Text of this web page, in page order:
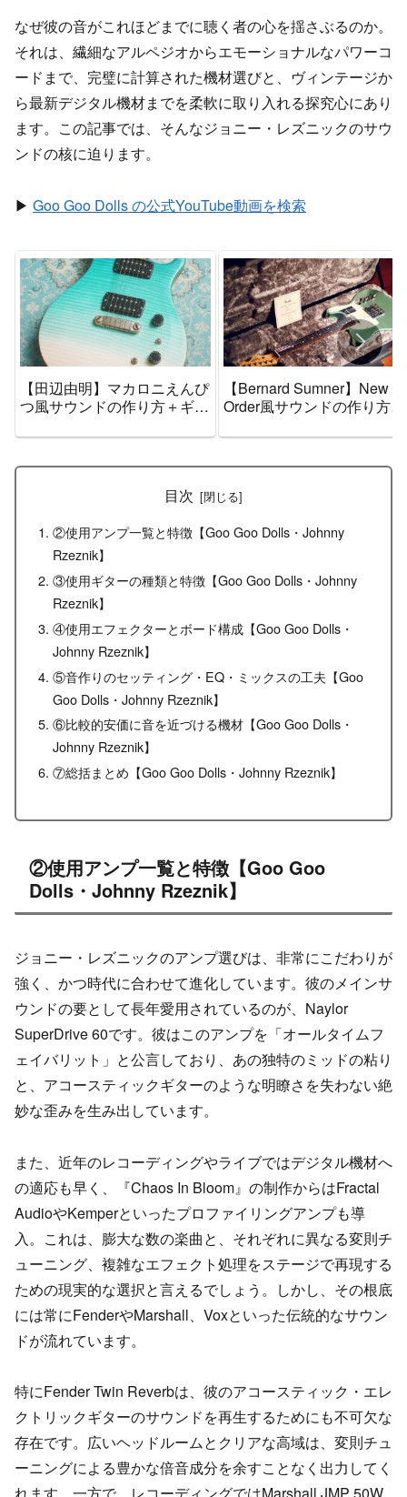
なぜ彼の音がこれほどまでに聴く者の心を揺さぶるのか。
それは、繊細なアルペジオからエモーショナルなパワーコ
ードまで、完璧に計算された機材選びと、ヴィンテージか
ら最新デジタル機材までを柔軟に取り入れる探究心にあり
ます。この記事では、そんなジョニー・レズニックのサウ
ンドの核に迫ります。
▶ Goo Goo Dolls の公式YouTube動画を検索
【田辺由明】マカロニえんぴ
つ風サウンドの作り方＋ギタ
まとめ【エフェクター・アン
プ】
【Bernard Sumner】New
Order風サウンドの作り方＋
グのまとめ【エフェクター
アンプ】
目次
②使用アンプ一覧と特徴【Goo Goo Dolls・Johnny
Rzeznik】
③使用ギターの種類と特徴【Goo Goo Dolls・Johnny
Rzeznik】
④使用エフェクターとボード構成【Goo Goo Dolls・
Johnny Rzeznik】
⑤音作りのセッティング・EQ・ミックスの工夫【Goo
Goo Dolls・Johnny Rzeznik】
⑥比較的安価に音を近づける機材【Goo Goo Dolls・
Johnny Rzeznik】
⑦総括まとめ【Goo Goo Dolls・Johnny Rzeznik】
②使用アンプ一覧と特徴【Goo Goo
Dolls・Johnny Rzeznik】
ジョニー・レズニックのアンプ選びは、非常にこだわりが
強く、かつ時代に合わせて進化しています。彼のメインサ
ウンドの要として長年愛用されているのが、Naylor
SuperDrive 60です。彼はこのアンプを「オールタイムフ
ェイバリット」と公言しており、あの独特のミッドの粘り
と、アコースティックギターのような明瞭さを失わない絶
妙な歪みを生み出しています。
また、近年のレコーディングやライブではデジタル機材へ
の適応も早く、『Chaos In Bloom』の制作からはFractal
AudioやKemperといったプロファイリングアンプも導
入。これは、膨大な数の楽曲と、それぞれに異なる変則チ
ューニング、複雑なエフェクト処理をステージで再現する
ための現実的な選択と言えるでしょう。しかし、その根底
には常にFenderやMarshall、Voxといった伝統的なサウン
ドが流れています。
特にFender Twin Reverbは、彼のアコースティック・エレ
クトリックギターのサウンドを再生するためにも不可欠な
存在です。広いヘッドルームとクリアな高域は、変則チュ
ーニングによる豊かな倍音成分を余すことなく出力してく